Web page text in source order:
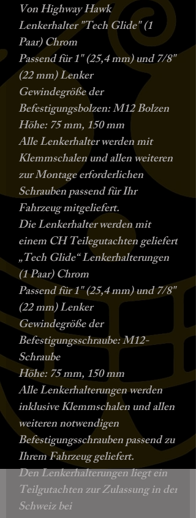
Von Highway Hawk
Lenkerhalter "Tech Glide" (1
Paar) Chrom
Passend für 1" (25,4 mm) und 7/8"
(22 mm) Lenker
Gewindegröße der
Befestigungsbolzen:M12Bolzen
Höhe:75 mm, 150 mm
Alle Lenkerhalter werden mit
Klemmschalen und allen weiteren
zur Montage erforderlichen
Schrauben passend für Ihr
Fahrzeug mitgeliefert.
Die Lenkerhalter werden mit
einem CH Teilegutachten geliefert
„Tech Glide“ Lenkerhalterungen
(1 Paar) Chrom
Passend für 1" (25,4 mm) und 7/8"
(22 mm) Lenker
Gewindegröße der
Befestigungsschraube:M12-
Schraube
Höhe:75 mm, 150 mm
Alle Lenkerhalterungen werden
inklusive Klemmschalen und allen
weiteren notwendigen
Befestigungsschrauben passend zu
Ihrem Fahrzeug geliefert.
Den Lenkerhalterungen liegt ein
Teilgutachten zur Zulassung in der
Schweiz bei